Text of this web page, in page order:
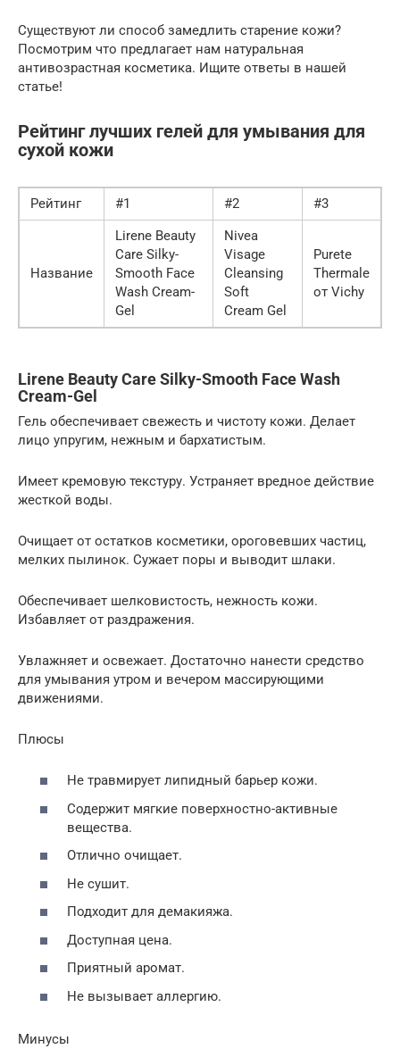
Существуют ли способ замедлить старение кожи?
Посмотрим что предлагает нам натуральная
антивозрастная косметика. Ищите ответы в нашей
статье!
Рейтинг лучших гелей для умывания для
сухой кожи
Рейтинг #1 #2 #3
Название
Lirene Beauty
Care Silky-
Smooth Face
Wash Cream-
Gel
Nivea
Visage
Cleansing
Soft
Cream Gel
Purete
Thermale
от Vichy
Lirene Beauty Care Silky-Smooth Face Wash
Cream-Gel
Гель обеспечивает свежесть и чистоту кожи. Делает
лицо упругим, нежным и бархатистым.
Имеет кремовую текстуру. Устраняет вредное действие
жесткой воды.
Очищает от остатков косметики, ороговевших частиц,
мелких пылинок. Сужает поры и выводит шлаки.
Обеспечивает шелковистость, нежность кожи.
Избавляет от раздражения.
Увлажняет и освежает. Достаточно нанести средство
для умывания утром и вечером массирующими
движениями.
Плюсы
Не травмирует липидный барьер кожи.
Содержит мягкие поверхностно-активные
вещества.
Отлично очищает.
Не сушит.
Подходит для демакияжа.
Доступная цена.
Приятный аромат.
Не вызывает аллергию.
Минусы